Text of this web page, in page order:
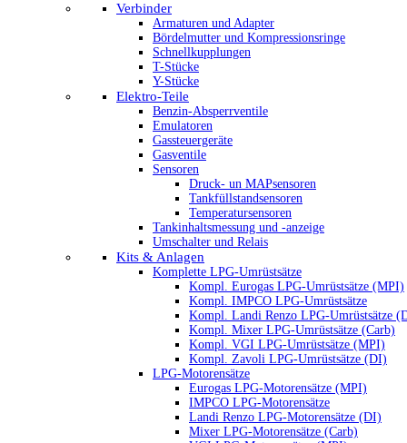
Verbinder
Armaturen und Adapter
Bördelmutter und Kompressionsringe
Schnellkupplungen
T-Stücke
Y-Stücke
Elektro-Teile
Benzin-Absperrventile
Emulatoren
Gassteuergeräte
Gasventile
Sensoren
Druck- un MAPsensoren
Tankfüllstandsensoren
Temperatursensoren
Tankinhaltsmessung und -anzeige
Umschalter und Relais
Kits & Anlagen
Komplette LPG-Umrüstsätze
Kompl. Eurogas LPG-Umrüstsätze (MPI)
Kompl. IMPCO LPG-Umrüstsätze
Kompl. Landi Renzo LPG-Umrüstsätze
Kompl. Mixer LPG-Umrüstsätze (Carb)
Kompl. VGI LPG-Umrüstsätze (MPI)
Kompl. Zavoli LPG-Umrüstsätze (DI)
LPG-Motorensätze
Eurogas LPG-Motorensätze (MPI)
IMPCO LPG-Motorensätze
Landi Renzo LPG-Motorensätze (DI)
Mixer LPG-Motorensätze (Carb)